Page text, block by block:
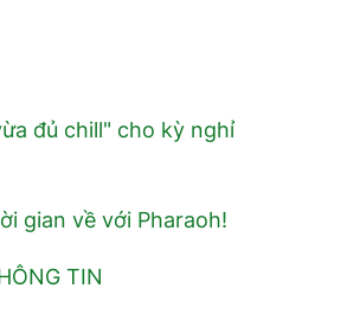
đủ chill" cho kỳ nghỉ
gian về với Pharaoh!
TIN